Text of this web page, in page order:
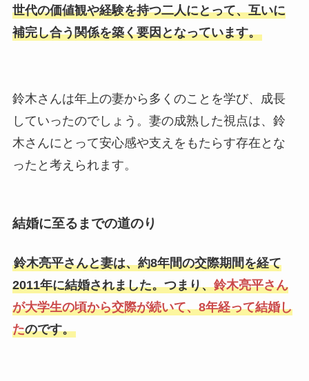
世代の価値観や経験を持つ二人にとって、互いに
補完し合う関係を築く要因となっています。
鈴木さんは年上の妻から多くのことを学び、成長
していったのでしょう。妻の成熟した視点は、鈴
木さんにとって安心感や支えをもたらす存在とな
ったと考えられます。
結婚に至るまでの道のり
鈴木亮平さんと妻は、約8年間の交際期間を経て
2011年に結婚されました。つまり、鈴木亮平さん
が大学生の頃から交際が続いて、8年経って結婚し
たのです。